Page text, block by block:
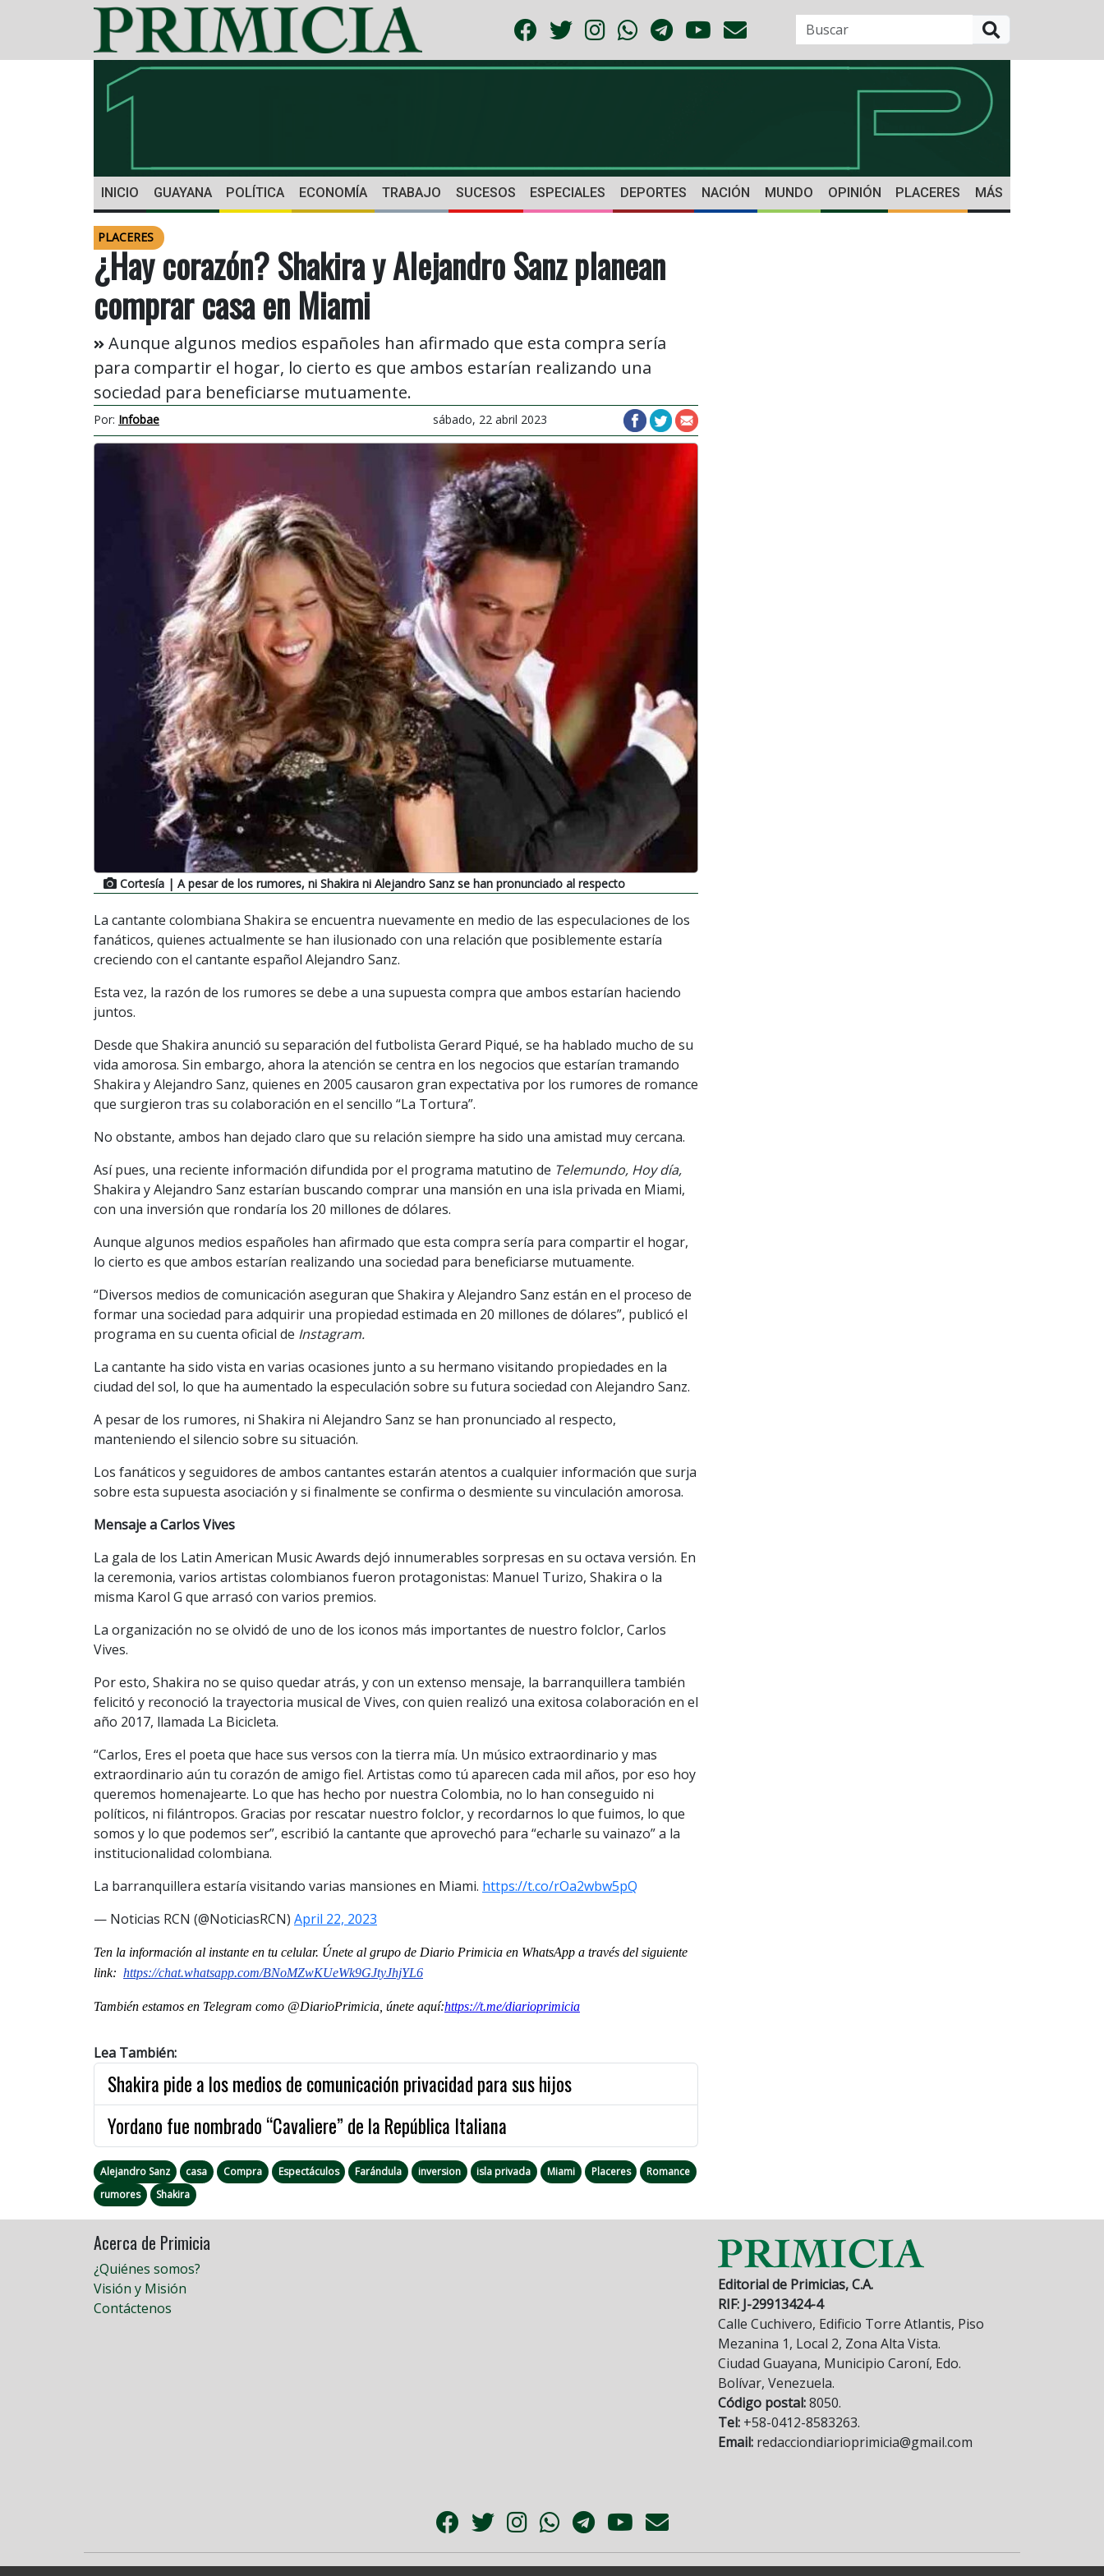
INICIO GUAYANA POLÍTICA ECONOMÍA TRABAJO SUCESOS ESPECIALES DEPORTES NACIÓN MUNDO OPINIÓN PLACERES MÁS
PLACERES
¿Hay corazón? Shakira y Alejandro Sanz planean
comprar casa en Miami
Aunque algunos medios españoles han afirmado que esta compra sería
para compartir el hogar, lo cierto es que ambos estarían realizando una
sociedad para beneficiarse mutuamente.
Por: Infobae sábado, 22 abril 2023
Cortesía | A pesar de los rumores, ni Shakira ni Alejandro Sanz se han pronunciado al respecto
La cantante colombiana Shakira se encuentra nuevamente en medio de las especulaciones de los
fanáticos, quienes actualmente se han ilusionado con una relación que posiblemente estaría
creciendo con el cantante español Alejandro Sanz.
Esta vez, la razón de los rumores se debe a una supuesta compra que ambos estarían haciendo
juntos.
Desde que Shakira anunció su separación del futbolista Gerard Piqué, se ha hablado mucho de su
vida amorosa. Sin embargo, ahora la atención se centra en los negocios que estarían tramando
Shakira y Alejandro Sanz, quienes en 2005 causaron gran expectativa por los rumores de romance
que surgieron tras su colaboración en el sencillo “La Tortura”.
No obstante, ambos han dejado claro que su relación siempre ha sido una amistad muy cercana.
Así pues, una reciente información difundida por el programa matutino de Telemundo, Hoy día,
Shakira y Alejandro Sanz estarían buscando comprar una mansión en una isla privada en Miami,
con una inversión que rondaría los 20 millones de dólares.
Aunque algunos medios españoles han afirmado que esta compra sería para compartir el hogar,
lo cierto es que ambos estarían realizando una sociedad para beneficiarse mutuamente.
“Diversos medios de comunicación aseguran que Shakira y Alejandro Sanz están en el proceso de
formar una sociedad para adquirir una propiedad estimada en 20 millones de dólares”, publicó el
programa en su cuenta oficial de Instagram.
La cantante ha sido vista en varias ocasiones junto a su hermano visitando propiedades en la
ciudad del sol, lo que ha aumentado la especulación sobre su futura sociedad con Alejandro Sanz.
A pesar de los rumores, ni Shakira ni Alejandro Sanz se han pronunciado al respecto,
manteniendo el silencio sobre su situación.
Los fanáticos y seguidores de ambos cantantes estarán atentos a cualquier información que surja
sobre esta supuesta asociación y si finalmente se confirma o desmiente su vinculación amorosa.
Mensaje a Carlos Vives
La gala de los Latin American Music Awards dejó innumerables sorpresas en su octava versión. En
la ceremonia, varios artistas colombianos fueron protagonistas: Manuel Turizo, Shakira o la
misma Karol G que arrasó con varios premios.
La organización no se olvidó de uno de los iconos más importantes de nuestro folclor, Carlos
Vives.
Por esto, Shakira no se quiso quedar atrás, y con un extenso mensaje, la barranquillera también
felicitó y reconoció la trayectoria musical de Vives, con quien realizó una exitosa colaboración en el
año 2017, llamada La Bicicleta.
“Carlos, Eres el poeta que hace sus versos con la tierra mía. Un músico extraordinario y mas
extraordinario aún tu corazón de amigo fiel. Artistas como tú aparecen cada mil años, por eso hoy
queremos homenajearte. Lo que has hecho por nuestra Colombia, no lo han conseguido ni
políticos, ni filántropos. Gracias por rescatar nuestro folclor, y recordarnos lo que fuimos, lo que
somos y lo que podemos ser”, escribió la cantante que aprovechó para “echarle su vainazo” a la
institucionalidad colombiana.
La barranquillera estaría visitando varias mansiones en Miami. https://t.co/rOa2wbw5pQ
— Noticias RCN (@NoticiasRCN) April 22, 2023
Ten la información al instante en tu celular. Únete al grupo de Diario Primicia en WhatsApp a través del siguiente
link: https://chat.whatsapp.com/BNoMZwKUeWk9GJtyJhjYL6
También estamos en Telegram como @DiarioPrimicia, únete aquí:https://t.me/diarioprimicia
Lea También:
Shakira pide a los medios de comunicación privacidad para sus hijos
Yordano fue nombrado “Cavaliere” de la República Italiana
Alejandro Sanz casa Compra Espectáculos Farándula inversion isla privada Miami Placeres
Romance
rumores
Shakira
Acerca de Primicia
¿Quiénes somos?
Visión y Misión
Contáctenos
Editorial de Primicias, C.A.
RIF: J-29913424-4
Calle Cuchivero, Edificio Torre Atlantis, Piso
Mezanina 1, Local 2, Zona Alta Vista.
Ciudad Guayana, Municipio Caroní, Edo.
Bolívar, Venezuela.
Código postal:8050.
Tel: +58-0412-8583263.
Email: redacciondiarioprimicia@gmail.com